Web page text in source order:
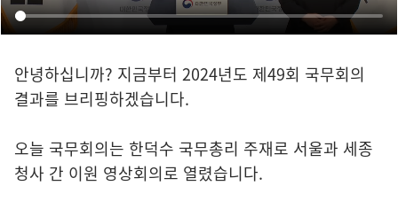
안녕하십니까? 지금부터 2024년도 제49회 국무회의
결과를 브리핑하겠습니다.
오늘 국무회의는 한덕수 국무총리 주재로 서울과 세종
청사 간 이원 영상회의로 열렸습니다.